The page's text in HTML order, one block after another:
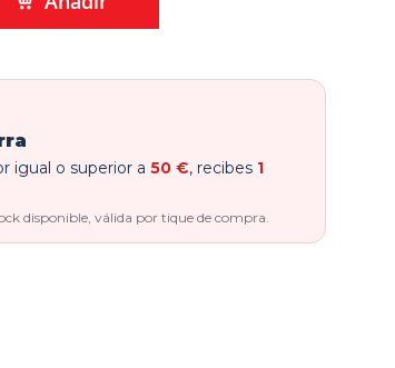
igual o superior a 50 €, recibes 1
disponible, válida por tique de compra.